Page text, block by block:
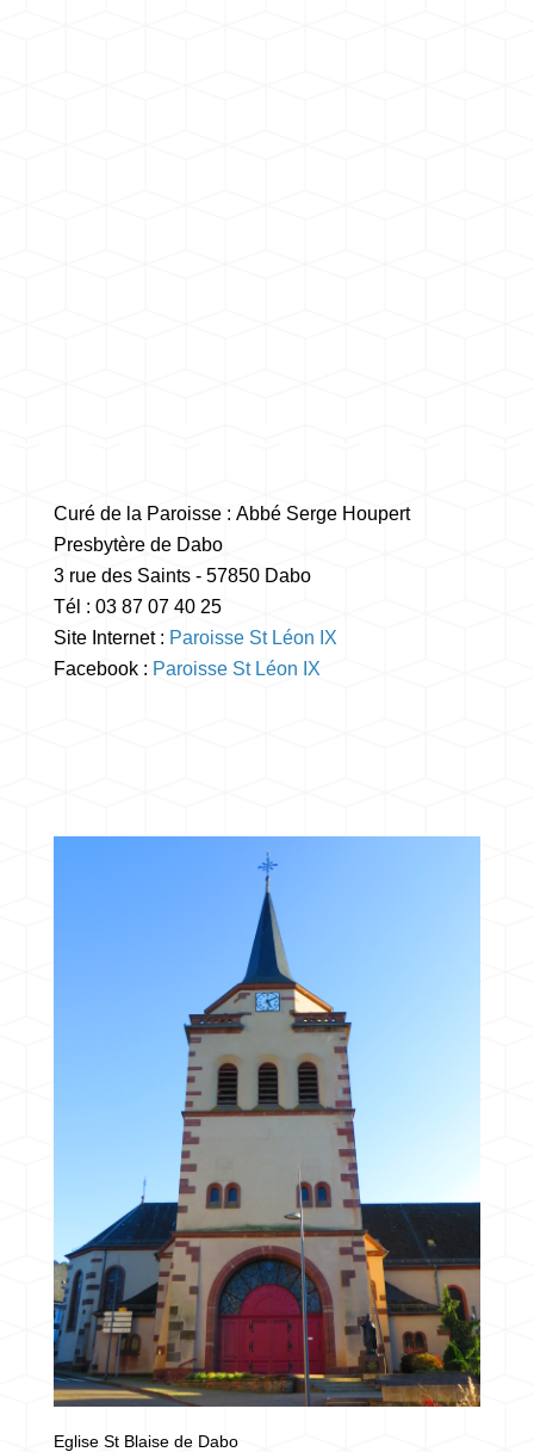
Curé de la Paroisse : Abbé Serge Houpert
Presbytère de Dabo
3 rue des Saints - 57850 Dabo
Tél : 03 87 07 40 25
Site Internet : Paroisse St Léon IX
Facebook : Paroisse St Léon IX
Eglise St Blaise de Dabo